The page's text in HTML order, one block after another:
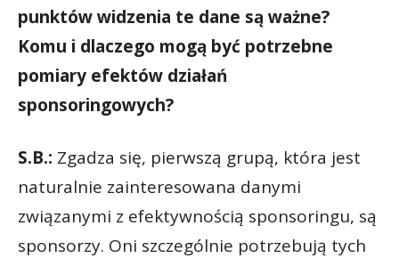
punktów widzenia te dane są ważne?
Komu i dlaczego mogą być potrzebne
pomiary efektów działań
sponsoringowych?
S.B.: Zgadza się, pierwszą grupą, która jest
naturalnie zainteresowana danymi
związanymi z efektywnością sponsoringu, są
sponsorzy. Oni szczególnie potrzebują tych